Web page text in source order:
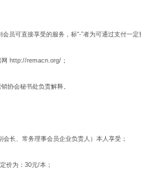
会员可直接享受的服务，标“-”者为可通过支付一
http://remacn.org/ ；
协会秘书处负责解释。
长、常务理事会员企业负责人）本人享受；
价为：30元/本；